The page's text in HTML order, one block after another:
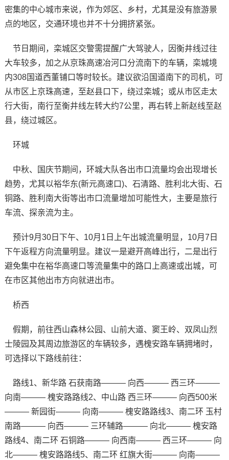
密集的中心城市来说，作为郊区、乡村，尤其是没有旅游景
点的地区，交通环境也并不十分拥挤紧张。
节日期间，栾城区交警需提醒广大驾驶人，因衡井线过往
大车较多，加之从京珠高速冶河口分流南下的车辆，栾城境
内308国道西董铺口等时较长。建议欲沿国道南下的司机，可
从市区上京珠高速，至赵县口下，绕过栾城；或从市区走太
行大街，南行至衡井线左转大约7公里，再右转上新赵线至赵
县，绕过城区。
环城
中秋、国庆节期间，环城大队各出市口流量均会出现增长
趋势，尤其以裕华东(新元高速口)、石清路、胜利北大街、石
铜路、胜利南大街等出市口流量增加可能性大，主要是旅行
车流、探亲流为主。
预计9月30日下午、10月1日上午出城流量明显，10月7日
下午返程方向流量明显。建议一是避开高峰出行，二是出行
避免集中在裕华高速口等流量集中的路口上高速或出城，可
在市区其他出市方向就进出市。
桥西
假期，前往西山森林公园、山前大道、窦王岭、双凤山烈
士陵园及其周边旅游区的车辆较多，遇槐安路车辆拥堵时，
可选择以下路线前往：
路线1、新华路 石获南路——— 向西——— 西三环———
向南——— 槐安路路线2、中山路 西三环——— 向西500米
——— 新园街——— 向南——— 槐安路路线3、南二环 玉村
南路——— 向西——— 三环辅路——— 向北——— 槐安路
路线4、南二环 石铜路——— 向西南——— 西三环——— 向
北——— 槐安路路线5、南二环 红旗大街——— 向南———